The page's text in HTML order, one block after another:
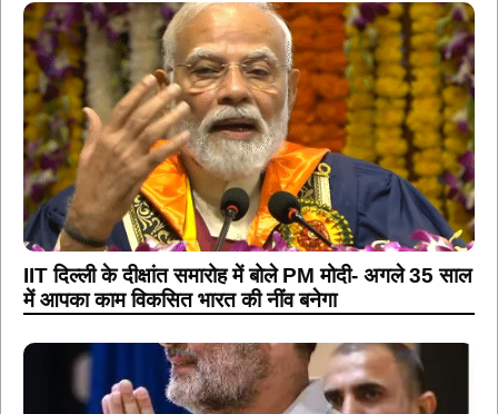
IIT दिल्ली के दीक्षांत समारोह में बोले PM मोदी- अगले 35 साल
में आपका काम विकसित भारत की नींव बनेगा